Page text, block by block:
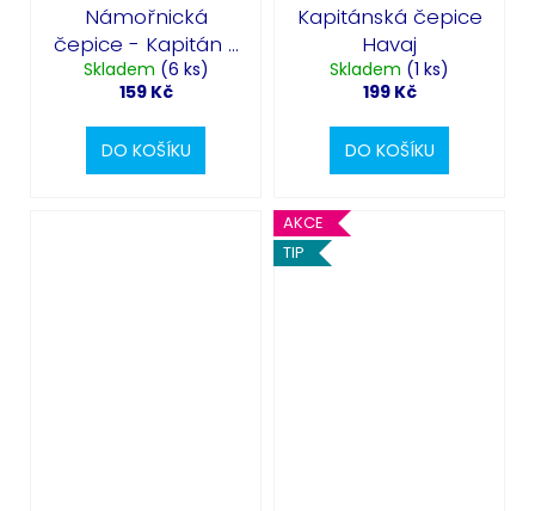
Námořnická
čepice - Kapitán s
výložkami
Skladem (6 ks)
159 Kč
DO KOŠÍKU
Kapitánská čepice
Havaj
Skladem (1 ks)
199 Kč
DO KOŠÍKU
AKCE
TIP